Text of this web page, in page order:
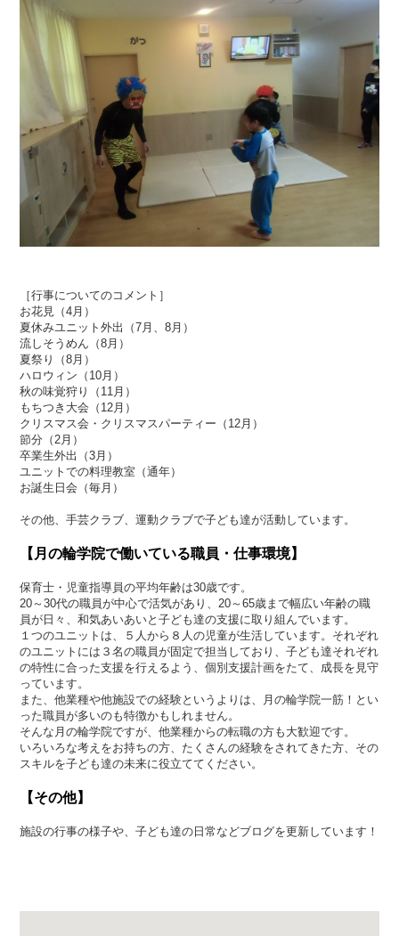
［行事についてのコメント］
お花見（4月）
夏休みユニット外出（7月、8月）
流しそうめん（8月）
夏祭り（8月）
ハロウィン（10月）
秋の味覚狩り（11月）
もちつき大会（12月）
クリスマス会・クリスマスパーティー（12月）
節分（2月）
卒業生外出（3月）
ユニットでの料理教室（通年）
お誕生日会（毎月）
その他、手芸クラブ、運動クラブで子ども達が活動しています。
【月の輪学院で働いている職員・仕事環境】
保育士・児童指導員の平均年齢は30歳です。
20～30代の職員が中心で活気があり、20～65歳まで幅広い年齢の職
員が日々、和気あいあいと子ども達の支援に取り組んでいます。
１つのユニットは、５人から８人の児童が生活しています。それぞれ
のユニットには３名の職員が固定で担当しており、子ども達それぞれ
の特性に合った支援を行えるよう、個別支援計画をたて、成長を見守
っています。
また、他業種や他施設での経験というよりは、月の輪学院一筋！とい
った職員が多いのも特徴かもしれません。
そんな月の輪学院ですが、他業種からの転職の方も大歓迎です。
いろいろな考えをお持ちの方、たくさんの経験をされてきた方、その
スキルを子ども達の未来に役立ててください。
【その他】
施設の行事の様子や、子ども達の日常などブログを更新しています！